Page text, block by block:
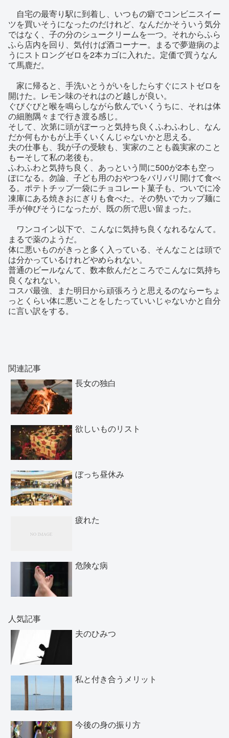
自宅の最寄り駅に到着し、いつもの癖でコンビニスイー
ツを買いそうになったのだけれど、なんだかそういう気分
ではなく、子の分のシュークリームを一つ。それからふら
ふら店内を回り、気付けば酒コーナー。まるで夢遊病のよ
うにストロングゼロを2本カゴに入れた。定価で買うなん
て馬鹿だ。
家に帰ると、手洗いとうがいをしたらすぐにストゼロを
開けた。レモン味のそれはのど越しが良い。
ぐびぐびと喉を鳴らしながら飲んでいくうちに、それは体
の細胞隅々まで行き渡る感じ。
そして、次第に頭がぼーっと気持ち良くふわふわし、なん
だか何もかもが上手くいくんじゃないかと思える。
夫の仕事も、我が子の受験も、実家のことも義実家のこと
もーそして私の老後も。
ふわふわと気持ち良く、あっという間に500が2本も空っ
ぽになる。勿論、子ども用のおやつをバリバリ開けて食べ
る。ポテトチップ一袋にチョコレート菓子も、ついでに冷
凍庫にある焼きおにぎりも食べた。その勢いでカップ麺に
手が伸びそうになったが、既の所で思い留まった。
ワンコイン以下で、こんなに気持ち良くなれるなんて。
まるで薬のようだ。
体に悪いものがきっと多く入っている、そんなことは頭で
は分かっているけれどやめられない。
普通のビールなんて、数本飲んだところでこんなに気持ち
良くなれない。
コスパ最強、また明日から頑張ろうと思えるのならーちょ
っとくらい体に悪いことをしたっていいじゃないかと自分
に言い訳をする。
関連記事
長女の独白
欲しいものリスト
ぼっち昼休み
疲れた
危険な病
人気記事
夫のひみつ
私と付き合うメリット
今後の身の振り方